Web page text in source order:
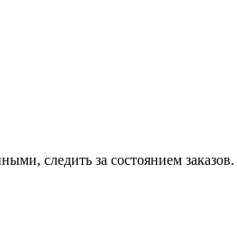
следить за состоянием заказов.